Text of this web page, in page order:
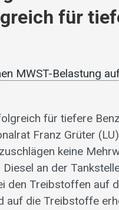
für
MWST-Belastung
für tiefere
Franz Grüter
keine
an der
den Treibstoffen auf
auf die Treibstoffe